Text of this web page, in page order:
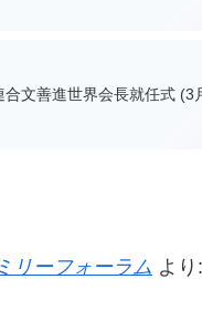
文善進世界会長就任式 (3
リーフォーラム より: